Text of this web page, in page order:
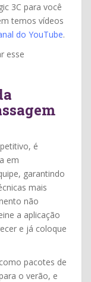
3C para você
temos vídeos
do YouTube.
esse
é
em
garantindo
mais
não
a aplicação
e já coloque
pacotes de
o verão, e